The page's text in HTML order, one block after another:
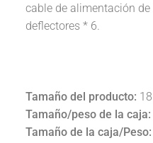
cable de alimentación de
deflectores * 6.
Tamaño del producto:
Tamaño/peso de la caja:
Tamaño de la caja/Peso: